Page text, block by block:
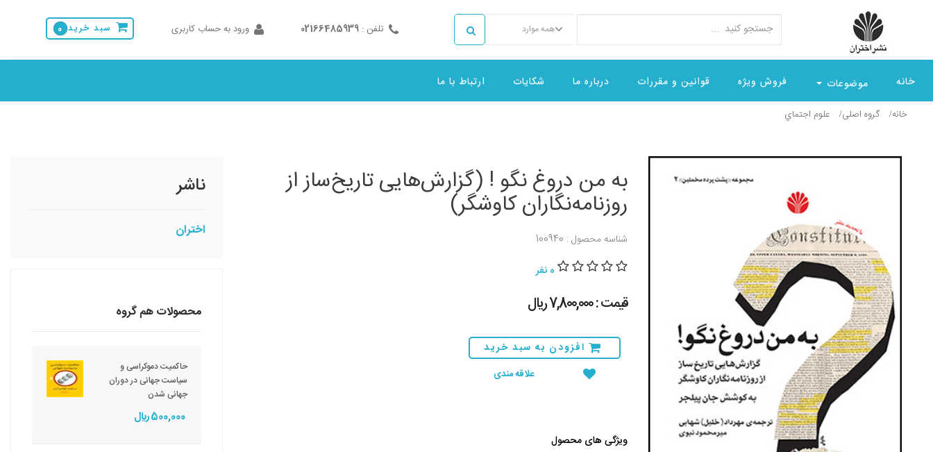
همه موارد تلفن : 02166485939 ورود به حساب کاربری سبد خرید 0
خانه موضوعات فروش ویژه قوانین و مقررات درباره ما شکایات ارتباط با ما
خانه گروه اصلی علوم اجتماي
به من دروغ نگو ! (گزارش‌هایی تاریخ‌ساز از
روزنامه‌نگاران کاوشگر)
شناسه محصول : 100940
0 نفر
قیمت : 7,800,000 ريال
افزودن به سبد خرید
علاقه مندی
ویژگی های محصول
ناشر
اختران
محصولات هم گروه
حاکمیت دموکراسی و
سیاست جهانی در دوران
جهانی شدن
500,000 ريال